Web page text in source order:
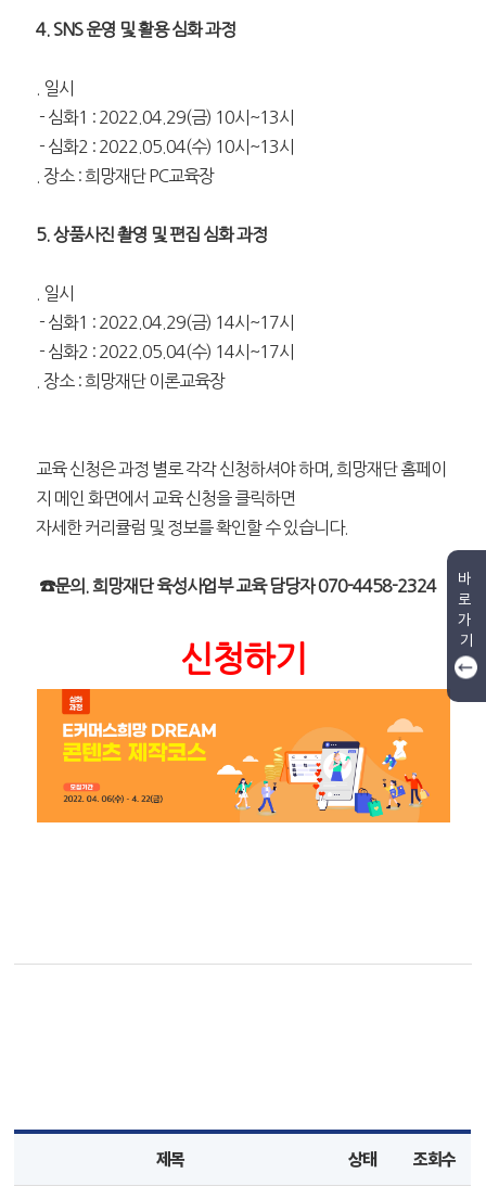
4. SNS 운영 및 활용심화과정
. 일시
- 심화1 : 2022.04.29(금) 10시~13시
- 심화2 : 2022.05.04(수) 10시~13시
. 장소 : 희망재단 PC교육장
5. 상품사진 촬영 및 편집 심화과정
. 일시
- 심화1 : 2022.04.29(금) 14시~17시
- 심화2 : 2022.05.04(수) 14시~17시
. 장소 : 희망재단 이론교육장
교육 신청은 과정 별로 각각 신청하셔야 하며, 희망재단 홈페이
지 메인 화면에서 교육 신청을 클릭하면
자세한 커리큘럼 및 정보를 확인할 수 있습니다.
☎문의. 희망재단 육성사업부 교육 담당자 070-4458-2324
신청하기
제목 상태 조회수
바
로
가
기